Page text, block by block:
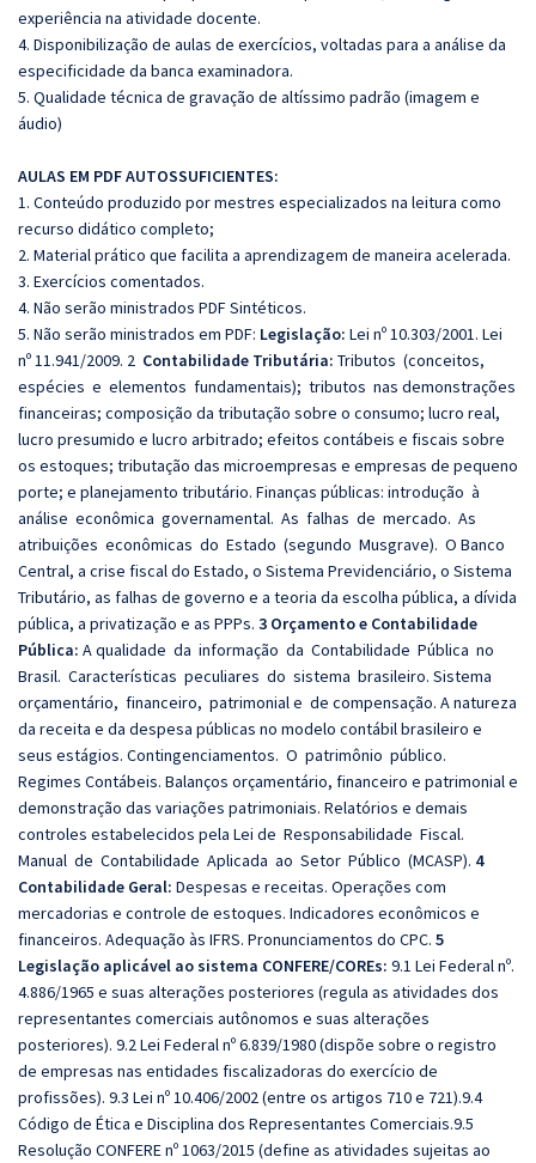
experiência na atividade docente.
4. Disponibilização de aulas de exercícios, voltadas para a análise da
especificidade da banca examinadora.
5. Qualidade técnica de gravação de altíssimo padrão (imagem e
áudio)
AULAS EM PDF AUTOSSUFICIENTES:
1. Conteúdo produzido por mestres especializados na leitura como
recurso didático completo;
2. Material prático que facilita a aprendizagem de maneira acelerada.
3. Exercícios comentados.
4. Não serão ministrados PDF Sintéticos.
5. Não serão ministrados em PDF: Legislação: Lei nº 10.303/2001. Lei
nº 11.941/2009. 2 Contabilidade Tributária: Tributos (conceitos,
espécies e elementos fundamentais); tributos nas demonstrações
financeiras; composição da tributação sobre o consumo; lucro real,
lucro presumido e lucro arbitrado; efeitos contábeis e fiscais sobre
os estoques; tributação das microempresas e empresas de pequeno
porte; e planejamento tributário. Finanças públicas: introdução à
análise econômica governamental. As falhas de mercado. As
atribuições econômicas do Estado (segundo Musgrave). O Banco
Central, a crise fiscal do Estado, o Sistema Previdenciário, o Sistema
Tributário, as falhas de governo e a teoria da escolha pública, a dívida
pública, a privatização e as PPPs. 3 Orçamento e Contabilidade
Pública: A qualidade da informação da Contabilidade Pública no
Brasil. Características peculiares do sistema brasileiro. Sistema
orçamentário, financeiro, patrimonial e de compensação. A natureza
da receita e da despesa públicas no modelo contábil brasileiro e
seus estágios. Contingenciamentos. O patrimônio público.
Regimes Contábeis. Balanços orçamentário, financeiro e patrimonial e
demonstração das variações patrimoniais. Relatórios e demais
controles estabelecidos pela Lei de Responsabilidade Fiscal.
Manual de Contabilidade Aplicada ao Setor Público (MCASP). 4
Contabilidade Geral: Despesas e receitas. Operações com
mercadorias e controle de estoques. Indicadores econômicos e
financeiros. Adequação às IFRS. Pronunciamentos do CPC. 5
Legislação aplicável ao sistema CONFERE/COREs: 9.1 Lei Federal nº.
4.886/1965 e suas alterações posteriores (regula as atividades dos
representantes comerciais autônomos e suas alterações
posteriores). 9.2 Lei Federal nº 6.839/1980 (dispõe sobre o registro
de empresas nas entidades fiscalizadoras do exercício de
profissões). 9.3 Lei nº 10.406/2002 (entre os artigos 710 e 721).9.4
Código de Ética e Disciplina dos Representantes Comerciais.9.5
Resolução CONFERE nº 1063/2015 (define as atividades sujeitas ao